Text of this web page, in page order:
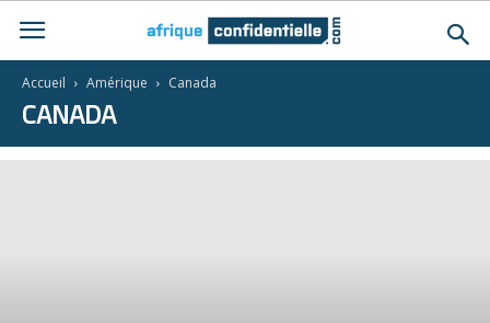
Accueil Amérique Canada
CANADA